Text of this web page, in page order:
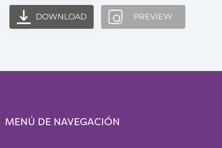
DOWNLOAD PREVIEW
MENÚ DE NAVEGACIÓN